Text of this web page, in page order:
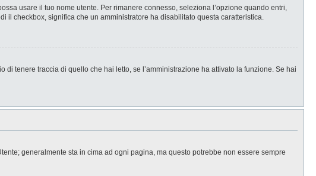
usare il tuo nome utente. Per rimanere connesso, seleziona l’opzione quando entri,
il checkbox, significa che un amministratore ha disabilitato questa caratteristica.
tenere traccia di quello che hai letto, se l’amministrazione ha attivato la funzione. Se hai
generalmente sta in cima ad ogni pagina, ma questo potrebbe non essere sempre